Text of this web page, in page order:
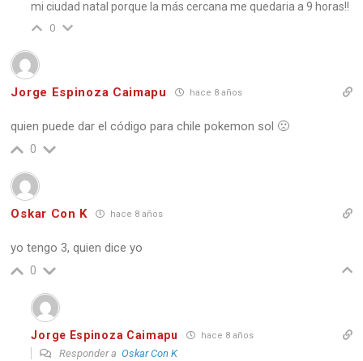
mi ciudad natal porque la más cercana me quedaria a 9 horas!!
0
Jorge Espinoza Caimapu hace 8 años
quien puede dar el código para chile pokemon sol 🙁
0
Oskar Con K hace 8 años
yo tengo 3, quien dice yo
0
Jorge Espinoza Caimapu hace 8 años
Responder aOskar Con K